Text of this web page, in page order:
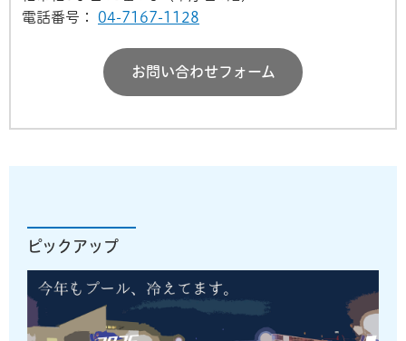
電話番号：
04-7167-1128
お問い合わせフォーム
ピックアップ